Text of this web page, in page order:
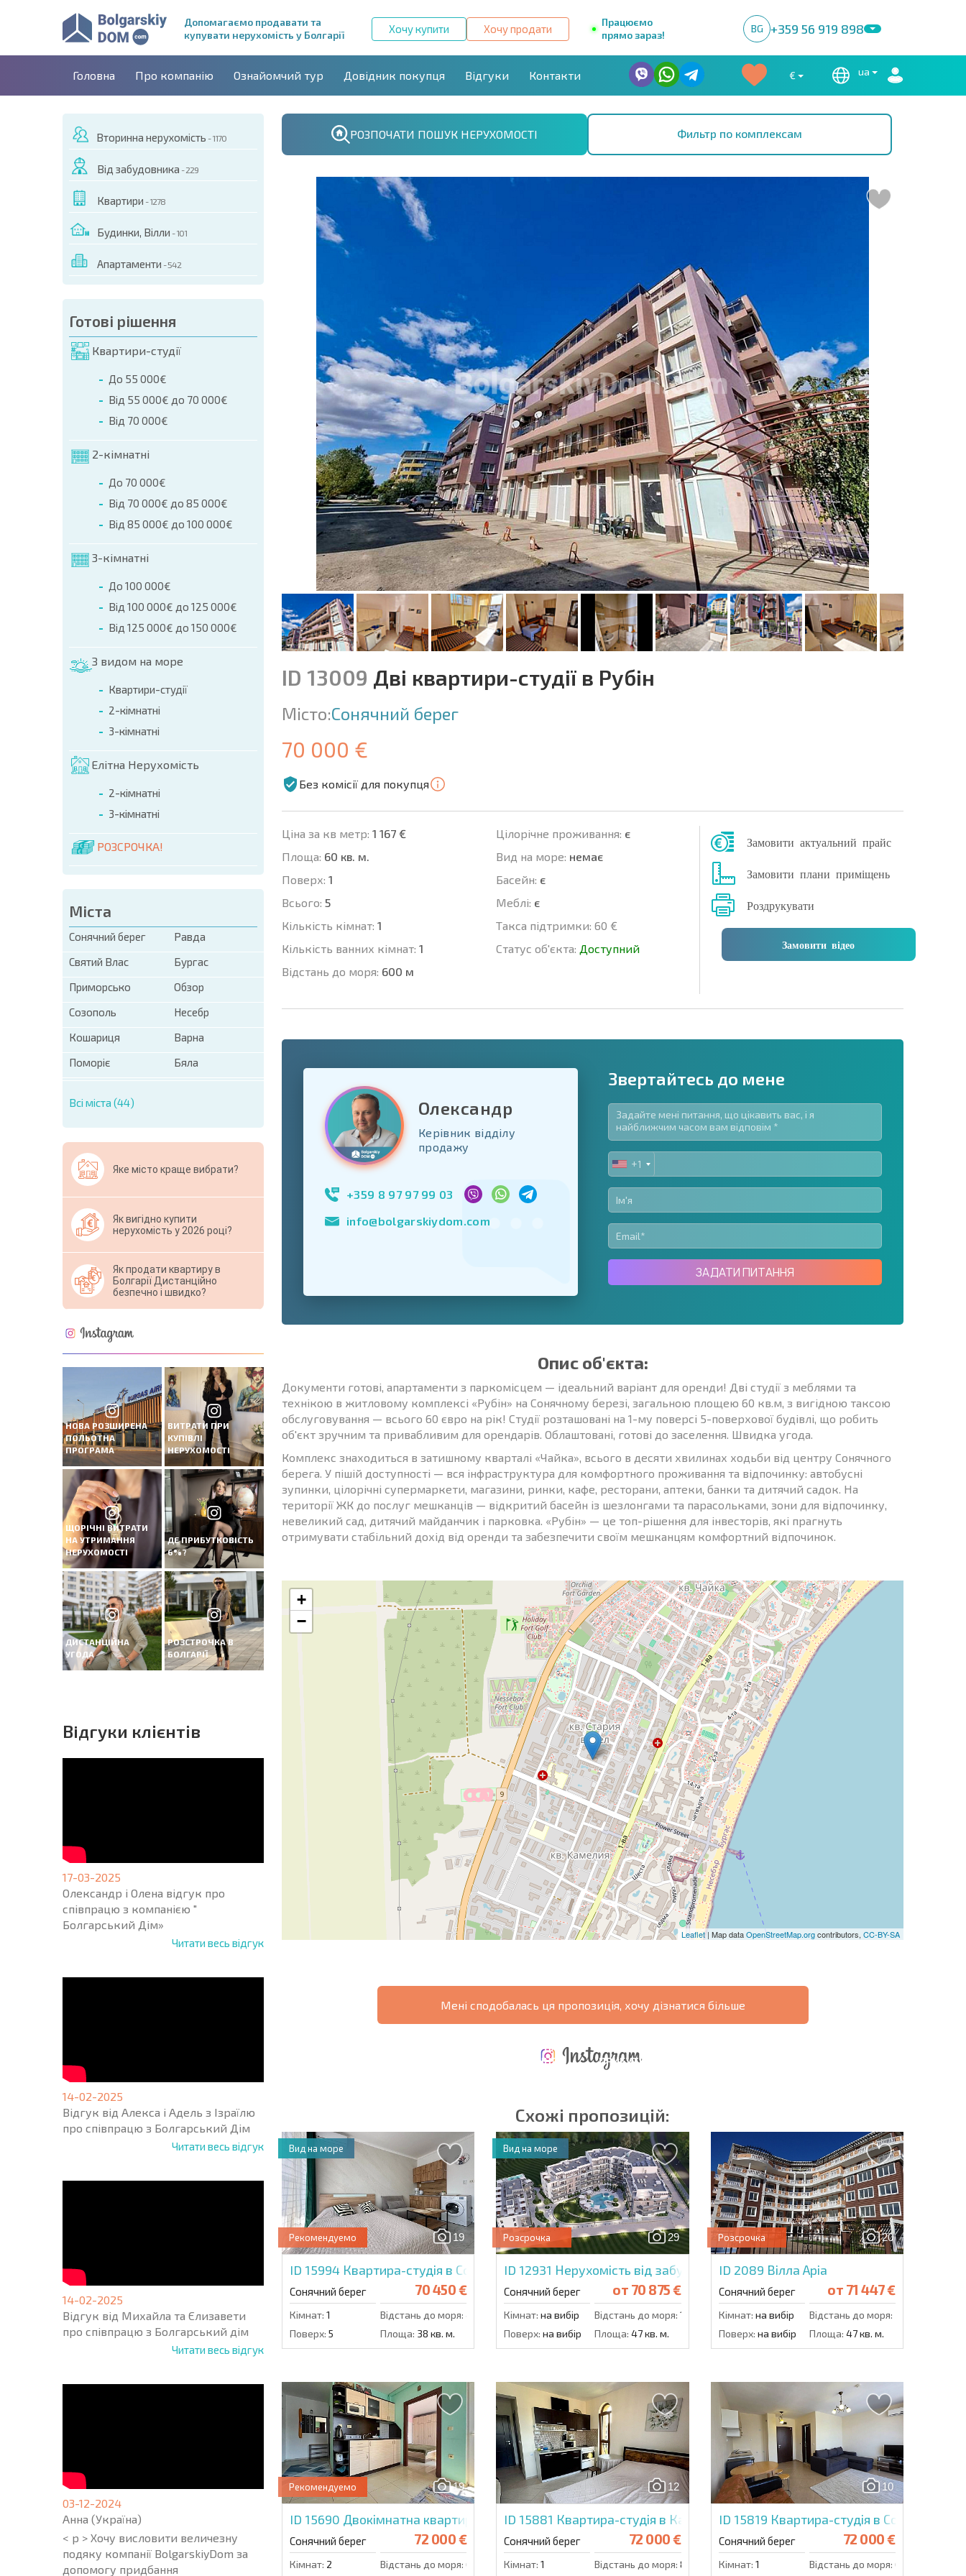
Допомагаємо продавати та
купувати нерухомість у Болгарії
Хочу купити Хочу продати
Працюємо
прямо зараз!
BG +359 56 919 898
Головна Про компанію Ознайомчий тур Довідник покупця Відгуки Контакти € ua
Вторинна нерухомість - 1170
Від забудовника - 229
Квартири - 1278
Будинки, Вілли - 101
Апартаменти - 542
Готові рішення
Квартири-студії
До 55 000€
Від 55 000€ до 70 000€
Від 70 000€
2-кімнатні
До 70 000€
Від 70 000€ до 85 000€
Від 85 000€ до 100 000€
3-кімнатні
До 100 000€
Від 100 000€ до 125 000€
Від 125 000€ до 150 000€
З видом на море
Квартири-студії
2-кімнатні
3-кімнатні
Елітна Нерухомість
2-кімнатні
3-кімнатні
РОЗСРОЧКА!
Міста
Сонячний берег
Равда
Святий Влас
Бургас
Приморсько
Обзор
Созополь
Несебр
Кошариця
Варна
Поморіє
Бяла
Всі міста (44)
Яке місто краще вибрати?
Як вигідно купити
нерухомість у 2026 році?
Як продати квартиру в
Болгарії Дистанційно
безпечно і швидко?
НОВА РОЗШИРЕНА
ПОЛЬОТНА
ПРОГРАМА
ВИТРАТИ ПРИ
КУПІВЛІ
НЕРУХОМОСТІ
ЩОРІЧНІ ВИТРАТИ
НА УТРИМАННЯ
НЕРУХОМОСТІ
ДЕ ПРИБУТКОВІСТЬ
6%?
ДИСТАНЦІЙНА
УГОДА
РОЗСТРОЧКА В
БОЛГАРІЇ
Вiдгуки клієнтів
17-03-2025
Олександр і Олена відгук про
співпрацю з компанією "
Болгарський Дім»
Читати весь відгук
14-02-2025
Відгук від Алекса і Адель з Ізраїлю
про співпрацю з Болгарський Дім
Читати весь відгук
14-02-2025
Відгук від Михайла та Єлизавети
про співпрацю з Болгарський дім
Читати весь відгук
03-12-2024
Анна (Україна)
< p > Хочу висловити величезну
подяку компанії BolgarskiyDom за
допомогу придбання
РОЗПОЧАТИ ПОШУК НЕРУХОМОСТІ Фильтр по комплексам
ЦЬОГО ОБ'ЄКТА
(Ім'я, E-mail, Телефон)
+359 8 9797 99 03
ID 13009 Дві квартири-студії в Рубін
Місто:Сонячний берег
70 000 €
Без комісії для покупця
Ціна за кв метр: 1 167 €
Площа: 60 кв. м.
Поверх: 1
Всього: 5
Кількість кімнат: 1
Кількість ванних кімнат: 1
Відстань до моря: 600 м
Цілорічне проживання: є
Вид на море: немає
Баcейн: є
Меблі: є
Такса підтримки: 60 €
Статус об'єкта: Доступний
Замовити актуальний прайс
Замовити плани приміщень
Роздрукувати
Замовити відео
United
+1
* Поля обов'язкові для заповнення
Свернуть форму
Підписатися на розсилку | Натискаючи кнопку, ви дозволяєте
використання своїх даних.
Надіслати повідомлення
Олександр
Керівник відділу
продажу
+359 8 97 97 99 03
info@bolgarskiydom.com
Звертайтесь до мене
UNITED
STATES
+1
+1
ЗАДАТИ ПИТАННЯ
Опис об'єкта:
Документи готові, апартаменти з паркомісцем — ідеальний варіант для оренди! Дві студії з меблями та
технікою в житловому комплексі «Рубін» на Сонячному березі, загальною площею 60 кв.м, з вигідною таксою
обслуговування — всього 60 євро на рік! Студії розташовані на 1-му поверсі 5-поверхової будівлі, що робить
об'єкт зручним та привабливим для орендарів. Облаштовані, готові до заселення. Швидка угода.
Комплекс знаходиться в затишному кварталі «Чайка», всього в десяти хвилинах ходьби від центру Сонячного
берега. У пішій доступності — вся інфраструктура для комфортного проживання та відпочинку: автобусні
зупинки, цілорічні супермаркети, магазини, ринки, кафе, ресторани, аптеки, банки та дитячий садок. На
території ЖК до послуг мешканців — відкритий басейн із шезлонгами та парасольками, зони для відпочинку,
невеликий сад, дитячий майданчик і парковка. «Рубін» — це топ-рішення для інвесторів, які прагнуть
отримувати стабільний дохід від оренди та забезпечити своїм мешканцям комфортний відпочинок.
+
−
Leaflet| Map dataOpenStreetMap.orgcontributors, CC-BY-SA
Мені сподобалась ця пропозиція, хочу дізнатися більше
* Поля обов'язкові для заповнення
Підписатися на розсилку | Натискаючи кнопку, ви дозволяєте
використання своїх даних.
Надіслати повідомлення
ВИТРАТИ НА
УТРИМАННЯ
ПРИБУТКОВІСТЬ
Схожі пропозицій:
19
Рекомендуемо
ID 15994 Квартира-студія в Соле Мар
Сонячний берег 70 450 €
Кімнат: 1 Відстань до моря: 400 м.
Поверх: 5 Площа: 38 кв. м.
Вид на море
29
Розсрочка
ID 12931 Нерухомість від забудовника в Сонячному Березі
Сонячний берег от 70 875 €
Кімнат: на вибір Відстань до моря: 1000 м.
Поверх: на вибір Площа: 47 кв. м.
Вид на море
20
Розсрочка
ID 2089 Вілла Аріа
Сонячний берег от 71 447 €
Кімнат: на вибір Відстань до моря:
Поверх: на вибір Площа: 47 кв. м.
19
Рекомендуемо
ID 15690 Двокімнатна квартира в Емеральд Парадайз
Сонячний берег 72 000 €
Кімнат: 2 Відстань до моря: 600 м.
12
ID 15881 Квартира-студія в Каскадас
Сонячний берег 72 000 €
Кімнат: 1 Відстань до моря: 800 м.
10
ID 15819 Квартира-студія в Сонце і Море
Сонячний берег 72 000 €
Кімнат: 1 Відстань до моря: 600 м.